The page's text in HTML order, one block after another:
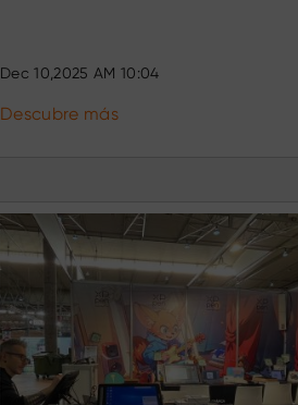
Dec 10,2025 AM 10:04
Descubre más